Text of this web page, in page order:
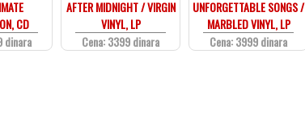
CD
dinara
AFTER MIDNIGHT / VIRGIN
VINYL, LP
Cena: 3399 dinara
UNFORGETTABLE SONGS /
MARBLED VINYL, LP
Cena: 3999 dinara